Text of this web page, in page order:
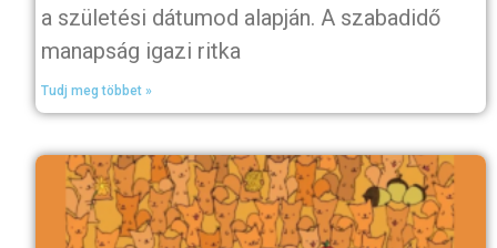
a születési dátumod alapján. A szabadidő
manapság igazi ritka
Tudj meg többet »